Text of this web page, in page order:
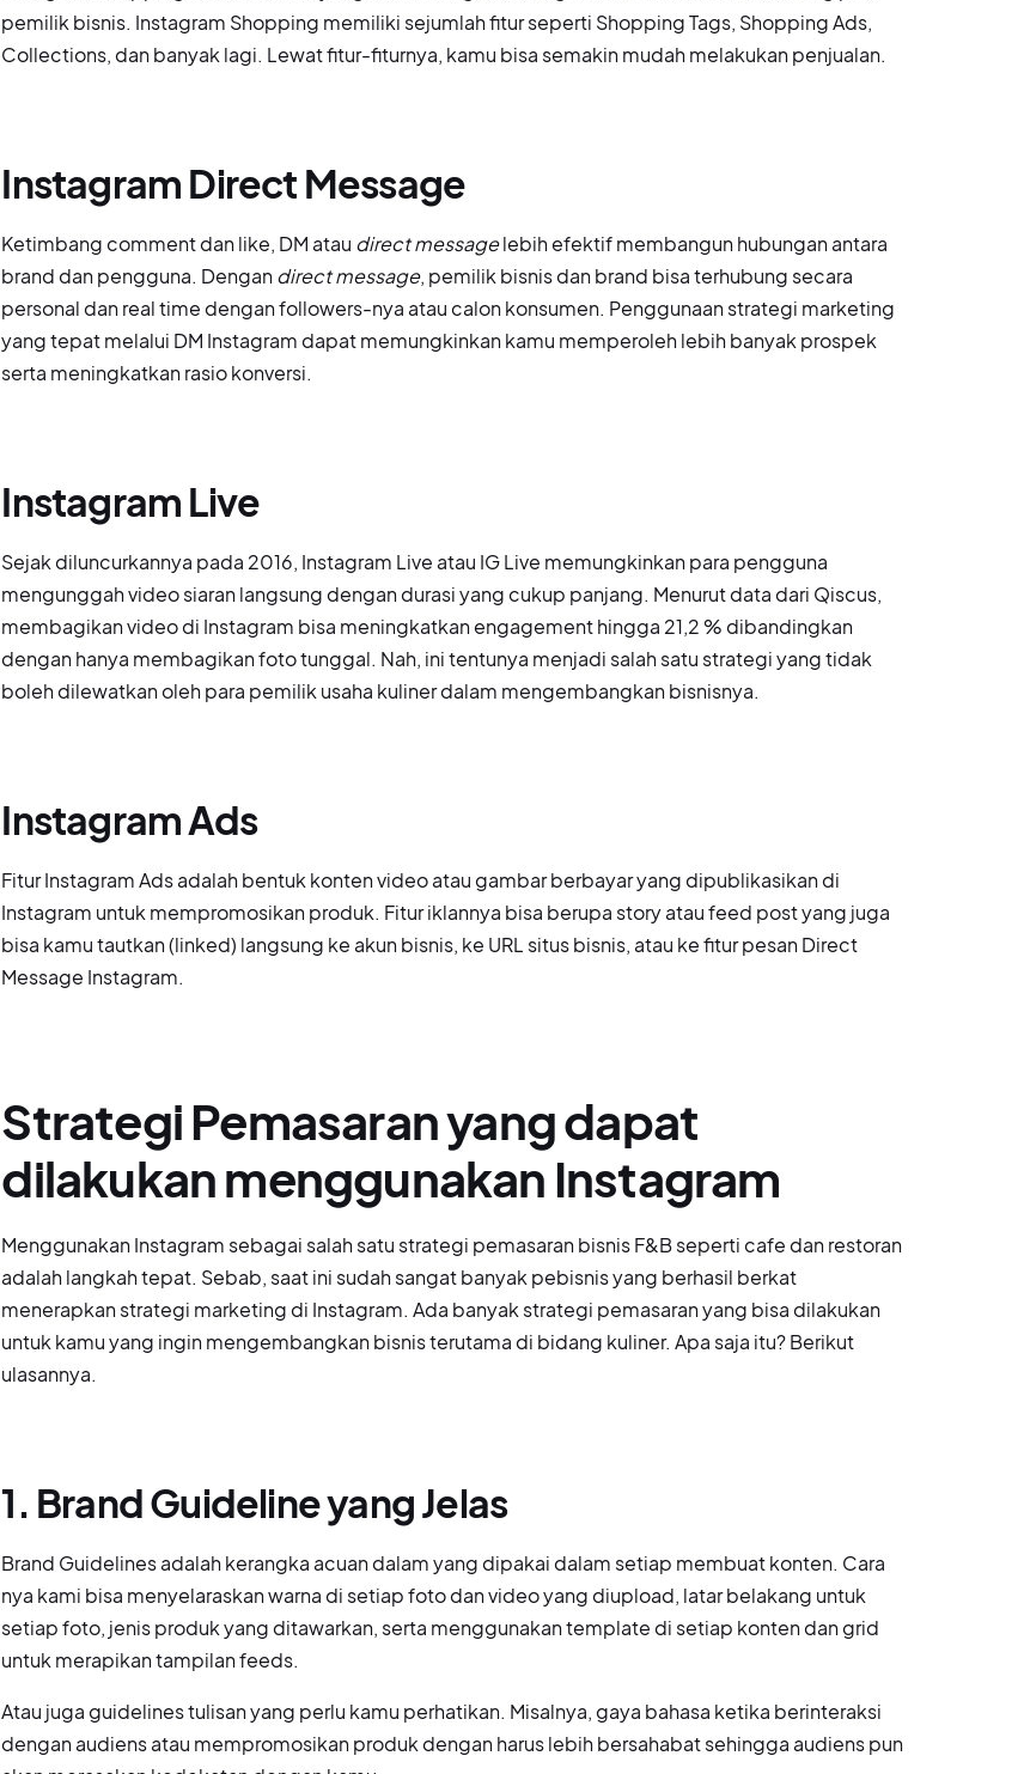
pemilik bisnis. Instagram Shopping memiliki sejumlah fitur seperti Shopping Tags, Shopping Ads,
Collections, dan banyak lagi. Lewat fitur-fiturnya, kamu bisa semakin mudah melakukan penjualan.
Instagram Direct Message
Ketimbang comment dan like, DM atau direct messagelebih efektif membangun hubungan antara
brand dan pengguna. Dengandirect message, pemilik bisnis dan brand bisa terhubung secara
personal dan real time dengan followers-nya atau calon konsumen. Penggunaan strategi marketing
yang tepat melalui DM Instagram dapat memungkinkan kamu memperoleh lebih banyak prospek
serta meningkatkan rasio konversi.
Instagram Live
Sejak diluncurkannya pada 2016, Instagram Live atau IG Live memungkinkan para pengguna
mengunggah video siaran langsung dengan durasi yang cukup panjang. Menurut data dari Qiscus,
membagikan video di Instagram bisa meningkatkan engagement hingga 21,2 % dibandingkan
dengan hanya membagikan foto tunggal. Nah, ini tentunya menjadi salah satu strategi yang tidak
boleh dilewatkan oleh para pemilik usaha kuliner dalam mengembangkan bisnisnya.
Instagram Ads
Fitur Instagram Ads adalah bentuk konten video atau gambar berbayar yang dipublikasikan di
Instagram untuk mempromosikan produk. Fitur iklannya bisa berupa story atau feed post yang juga
bisa kamu tautkan (linked) langsung ke akun bisnis, ke URL situs bisnis, atau ke fitur pesan Direct
Message Instagram.
Strategi Pemasaran yang dapat
dilakukan menggunakan Instagram
Menggunakan Instagram sebagai salah satu strategi pemasaran bisnis F&B seperti cafe dan restoran
adalah langkah tepat. Sebab, saat ini sudah sangat banyak pebisnis yang berhasil berkat
menerapkan strategi marketing di Instagram. Ada banyak strategi pemasaran yang bisa dilakukan
untuk kamu yang ingin mengembangkan bisnis terutama di bidang kuliner. Apa saja itu? Berikut
ulasannya.
1. Brand Guideline yang Jelas
Brand Guidelines adalah kerangka acuan dalam yang dipakai dalam setiap membuat konten. Cara
nya kami bisa menyelaraskan warna di setiap foto dan video yang diupload, latar belakang untuk
setiap foto, jenis produk yang ditawarkan, serta menggunakan template di setiap konten dan grid
untuk merapikan tampilan feeds.
Atau juga guidelines tulisan yang perlu kamu perhatikan. Misalnya, gaya bahasa ketika berinteraksi
dengan audiens atau mempromosikan produk dengan harus lebih bersahabat sehingga audiens pun